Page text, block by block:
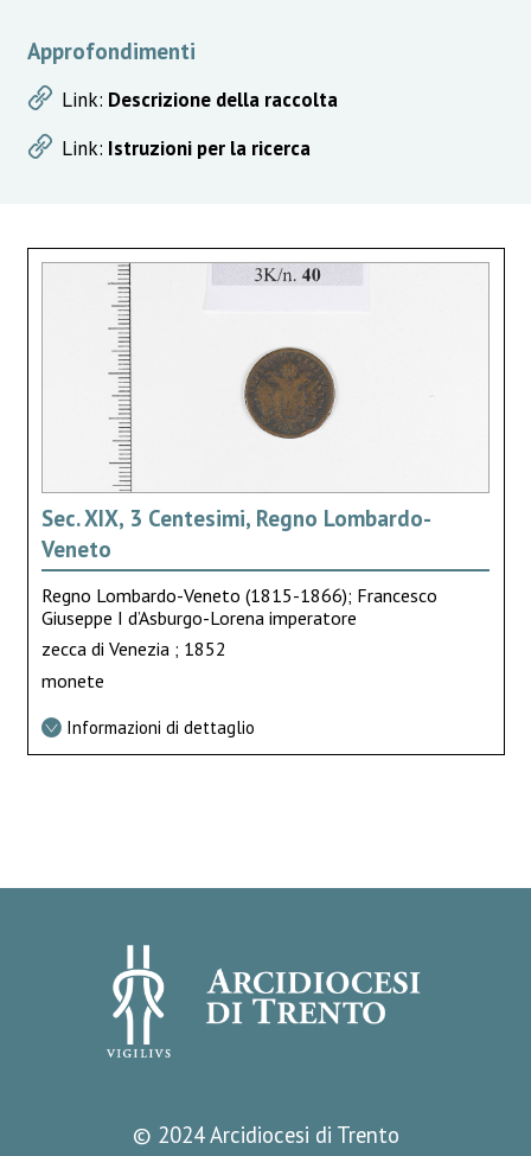
Approfondimenti
Link: Descrizione della raccolta
Link: Istruzioni per la ricerca
Sec. XIX, 3 Centesimi, Regno Lombardo-
Veneto
Regno Lombardo-Veneto (1815-1866); Francesco
Giuseppe I d’Asburgo-Lorena imperatore
zecca di Venezia ; 1852
monete
Informazioni di dettaglio
© 2024 Arcidiocesi di Trento